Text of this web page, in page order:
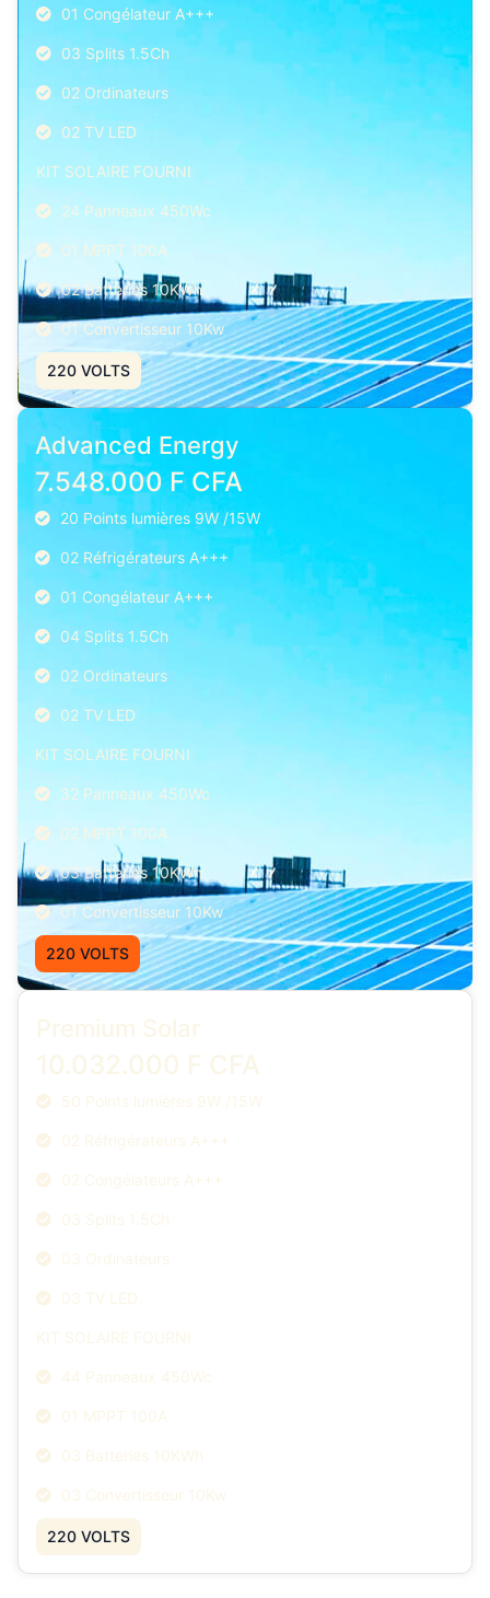
01 Congélateur A+++
03 Splits 1.5Ch
02 Ordinateurs
02 TV LED
KIT SOLAIRE FOURNI
24 Panneaux 450Wc
01 MPPT 100A
02 Batteries 10KWh
01 Convertisseur 10Kw
220 VOLTS
Advanced Energy
7.548.000 F CFA
20 Points lumières 9W /15W
02 Réfrigérateurs A+++
01 Congélateur A+++
04 Splits 1.5Ch
02 Ordinateurs
02 TV LED
KIT SOLAIRE FOURNI
32 Panneaux 450Wc
02 MPPT 100A
03 Batteries 10KWh
01 Convertisseur 10Kw
220 VOLTS
Premium Solar
10.032.000 F CFA
50 Points lumières 9W /15W
02 Réfrigérateurs A+++
02 Congélateurs A+++
03 Splits 1.5Ch
03 Ordinateurs
03 TV LED
KIT SOLAIRE FOURNI
44 Panneaux 450Wc
01 MPPT 100A
03 Batteries 10KWh
03 Convertisseur 10Kw
220 VOLTS